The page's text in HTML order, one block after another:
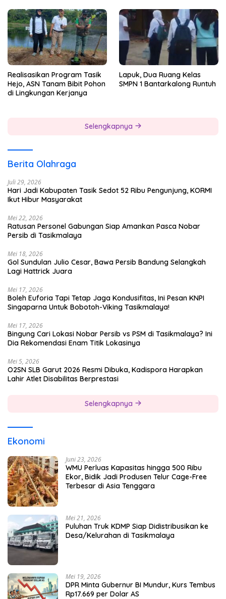
Realisasikan Program Tasik
Hejo, ASN Tanam Bibit Pohon
di Lingkungan Kerjanya
Lapuk, Dua Ruang Kelas
SMPN 1 Bantarkalong Runtuh
Selengkapnya
Berita Olahraga
Juli 29, 2026
Hari Jadi Kabupaten Tasik Sedot 52 Ribu Pengunjung, KORMI
Ikut Hibur Masyarakat
Mei 22, 2026
Ratusan Personel Gabungan Siap Amankan Pasca Nobar
Persib di Tasikmalaya
Mei 18, 2026
Gol Sundulan Julio Cesar, Bawa Persib Bandung Selangkah
Lagi Hattrick Juara
Mei 17, 2026
Boleh Euforia Tapi Tetap Jaga Kondusifitas, Ini Pesan KNPI
Singaparna Untuk Bobotoh-Viking Tasikmalaya!
Mei 17, 2026
Bingung Cari Lokasi Nobar Persib vs PSM di Tasikmalaya? Ini
Dia Rekomendasi Enam Titik Lokasinya
Mei 5, 2026
O2SN SLB Garut 2026 Resmi Dibuka, Kadispora Harapkan
Lahir Atlet Disabilitas Berprestasi
Selengkapnya
Ekonomi
Juni 23, 2026
WMU Perluas Kapasitas hingga 500 Ribu
Ekor, Bidik Jadi Produsen Telur Cage-Free
Terbesar di Asia Tenggara
Mei 21, 2026
Puluhan Truk KDMP Siap Didistribusikan ke
Desa/Kelurahan di Tasikmalaya
Mei 19, 2026
DPR Minta Gubernur BI Mundur, Kurs Tembus
Rp17.669 per Dolar AS